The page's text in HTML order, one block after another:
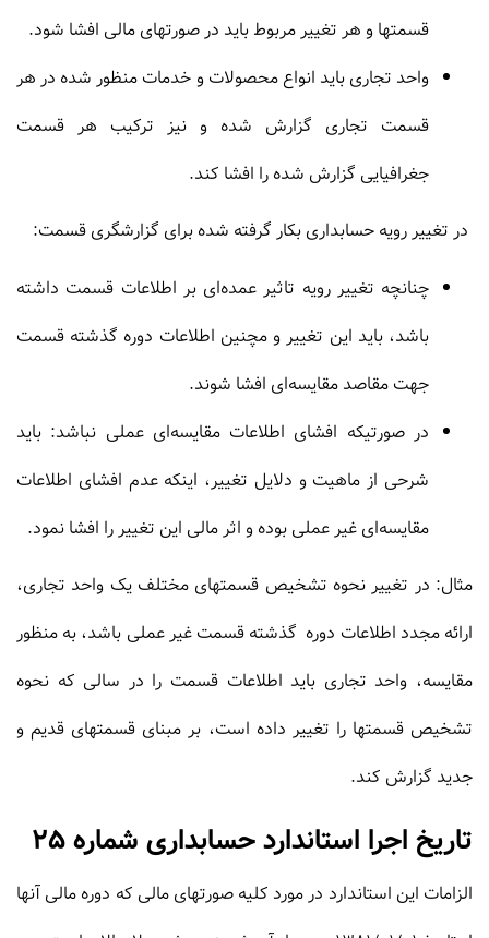
قسمتها و هر تغییر مربوط باید در صورتهای مالی افشا شود.
واحد تجاری باید انواع محصولات و خدمات منظور شده در هر
قسمت تجاری گزارش شده و نیز ترکیب هر قسمت
جغرافیایی گزارش شده را افشا کند.
در تغییر رویه حسابداری بکار گرفته شده برای گزارشگری قسمت:
چنانچه تغییر رویه تاثیر عمده‌ای بر اطلاعات قسمت داشته
باشد، باید این تغییر و مچنین اطلاعات دوره گذشته قسمت
جهت مقاصد مقایسه‌ای افشا شوند.
در صورتیکه افشای اطلاعات مقایسه‌ای عملی نباشد: باید
شرحی از ماهیت و دلایل تغییر، اینکه عدم افشای اطلاعات
مقایسه‌ای غیر عملی بوده و اثر مالی این تغییر را افشا نمود.
مثال: در تغییر نحوه تشخیص قسمتهای مختلف یک واحد تجاری،
ارائه مجدد اطلاعات دوره گذشته قسمت غیر عملی باشد، به منظور
مقایسه، واحد تجاری باید اطلاعات قسمت را در سالی که نحوه
تشخیص قسمتها را تغییر داده است، بر مبنای قسمتهای قدیم و
جدید گزارش کند.
تاریخاجرا استاندارد حسابداری شماره 25
الزامات‌ این‌ استاندارد در مورد کلیه‌ صورتهای‌ مالی‌ که‌ دوره‌ مالی‌ آنها